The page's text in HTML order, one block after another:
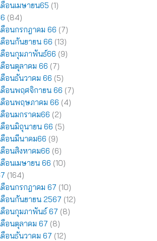
ดือนเมษายน65 (1)
(84)
ดือนกรกฎาคม 66 (7)
ดือนกันยายน 66 (13)
ดือนกุมภาพันธ์66 (9)
ดือนตุลาคม 66 (7)
ดือนธันวาคม 66 (5)
ดือนพฤศจิกายน 66 (7)
ดือนพฤษภาคม 66 (4)
ดือนมกราคม66 (2)
ดือนมิถุนายน 66 (5)
ดือนมีนาคม66 (9)
ดือนสิงหาคม66 (6)
ดือนเมษายน 66 (10)
(164)
ดือนกรกฎาคม 67 (10)
ดือนกันยายน 2567 (12)
ดือนกุมภาพันธ์ 67 (8)
ดือนตุลาคม 67 (8)
ดือนธันวาคม 67 (12)